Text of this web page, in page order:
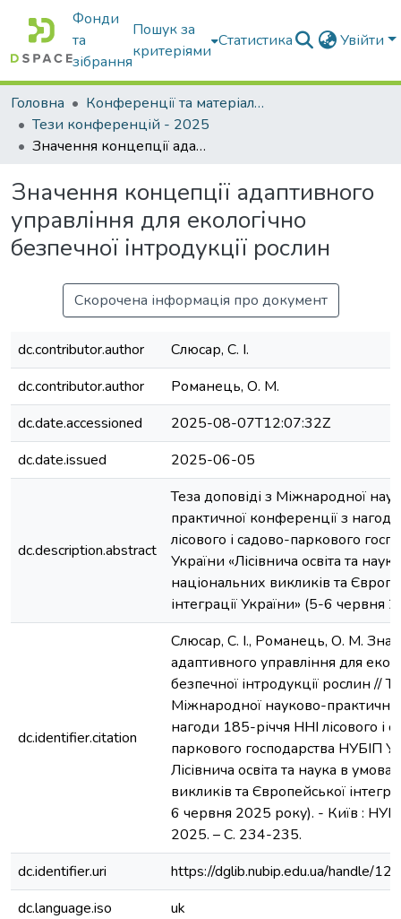
Фонди
та
зібрання
Пошук за
критеріями
Статистика Увійти
Головна
Конференції та матеріали конференцій
Тези конференцій - 2025
Значення концепції адаптивного управління для екологічно безпечної інтродукції рослин
Значення концепції адаптивного
управління для екологічно
безпечної інтродукції рослин
Скорочена інформація про документ
dc.contributor.author
Слюсар, С. І.
dc.contributor.author
Романець, О. М.
dc.date.accessioned
2025-08-07T12:07:32Z
dc.date.issued
2025-06-05
dc.description.abstract
Теза доповіді з Міжнародної
практичної конференції з
лісового і садово-паркового
України «Лісівнича освіта та
національних викликів та
інтеграції України» (5-6 червня
dc.identifier.citation
Слюсар, С. І., Романець, О. М.
адаптивного управління для
безпечної інтродукції рослин //
Міжнародної науково-
нагоди 185-річчя ННІ лісового і
паркового господарства НУБІП
Лісівнича освіта та наука в
викликів та Європейської
6 червня 2025 року). - Київ :
2025. – С. 234-235.
dc.identifier.uri
https://dglib.nubip.edu.ua/handle/
dc.language.iso
uk